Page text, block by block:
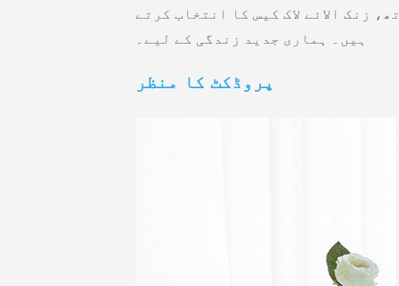
لاک لیچ کے ساتھ، زنک الائے لاک کیس کا انتخاب کرتے
ہیں۔ ہماری جدید زندگی کے لیے۔
پروڈکٹ کا منظر